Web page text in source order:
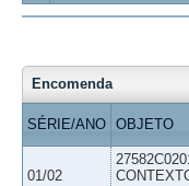
Encomenda
SÉRIE/ANO OBJETO
01/02